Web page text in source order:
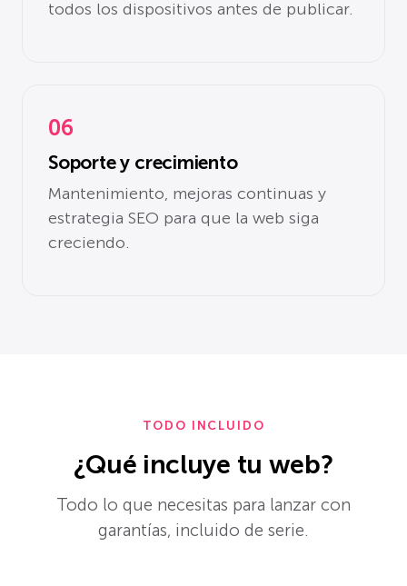
todos los dispositivos antes de publicar.
06
Soporte y crecimiento
Mantenimiento, mejoras continuas y
estrategia SEO para que la web siga
creciendo.
TODO INCLUIDO
¿Qué incluye tu web?
Todo lo que necesitas para lanzar con
garantías, incluido de serie.